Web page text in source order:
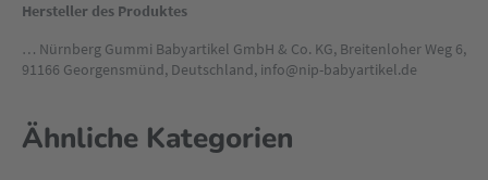
Hersteller des Produktes
… Nürnberg Gummi Babyartikel GmbH & Co. KG, Breitenloher Weg 6,
91166 Georgensmünd, Deutschland, info@nip-babyartikel.de
Ähnliche Kategorien